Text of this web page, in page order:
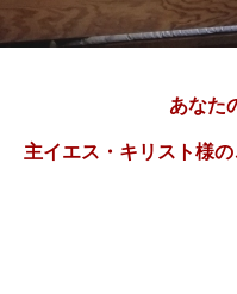
あなた
主イエス・キリスト様